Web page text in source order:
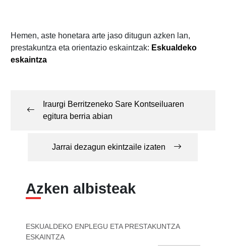
Hemen, aste honetara arte jaso ditugun azken lan,
prestakuntza eta orientazio eskaintzak: Eskualdeko
eskaintza
Iraurgi Berritzeneko Sare Kontseiluaren
egitura berria abian
Jarrai dezagun ekintzaile izaten
Azken albisteak
ESKUALDEKO ENPLEGU ETA PRESTAKUNTZA
ESKAINTZA